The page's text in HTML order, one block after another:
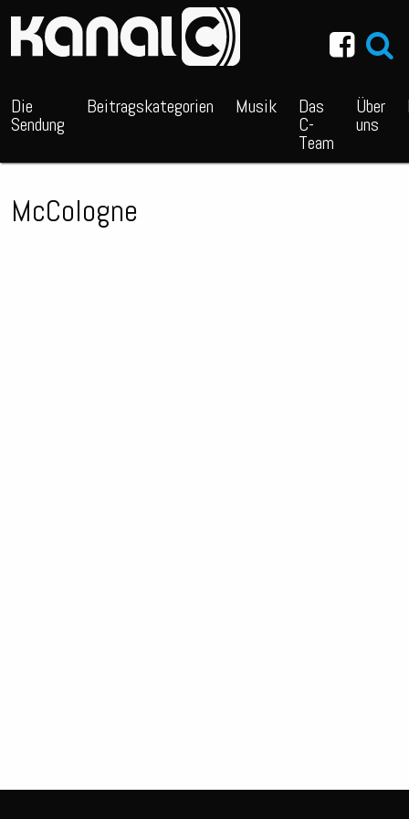
Die
Sendung
Beitragskategorien Musik Das
C-
Team
Über
uns
McCologne